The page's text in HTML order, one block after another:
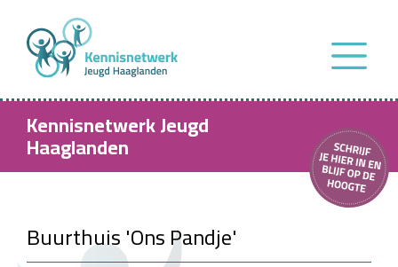
Kennisnetwerk Jeugd
Haaglanden
Buurthuis 'Ons Pandje'